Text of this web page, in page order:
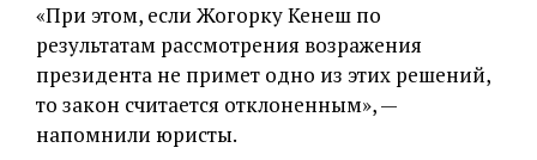
«При этом, если Жогорку Кенеш по
результатам рассмотрения возражения
президента не примет одно из этих решений,
то закон считается отклоненным», —
напомнили юристы.